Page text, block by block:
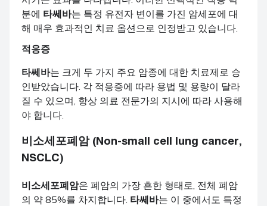
분에 타쎄바는 특정 유전자 변이를 가진 암세포에 대
해 매우 효과적인 치료 옵션으로 인정받고 있습니다.
적응증
타쎄바는 크게 두 가지 주요 암종에 대한 치료제로 승
인받았습니다. 각 적응증에 따라 용법 및 용량이 달라
질 수 있으며, 항상 의료 전문가의 지시에 따라 사용해
야 합니다.
비소세포폐암 (Non-small cell lung cancer,
NSCLC)
비소세포폐암은 폐암의 가장 흔한 형태로, 전체 폐암
의 약 85%를 차지합니다. 타쎄바는 이 중에서도 특정